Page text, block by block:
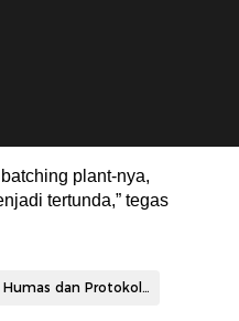
plant-nya,
tertunda,” tegas
Humas dan Protokoler Pemkab Lebak